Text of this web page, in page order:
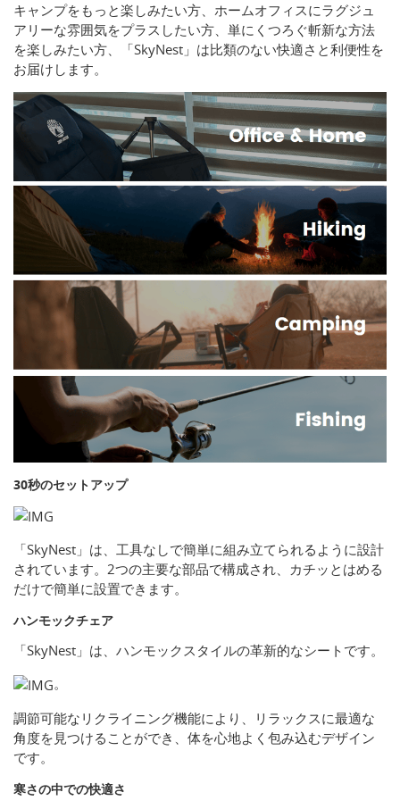
キャンプをもっと楽しみたい方、ホームオフィスにラグジュ
アリーな雰囲気をプラスしたい方、単にくつろぐ斬新な方法
を楽しみたい方、「SkyNest」は比類のない快適さと利便性を
お届けします。
30秒のセットアップ
「SkyNest」は、工具なしで簡単に組み立てられるように設計
されています。2つの主要な部品で構成され、カチッとはめる
だけで簡単に設置できます。
ハンモックチェア
「SkyNest」は、ハンモックスタイルの革新的なシートです。
。
調節可能なリクライニング機能により、リラックスに最適な
角度を見つけることができ、体を心地よく包み込むデザイン
です。
寒さの中での快適さ